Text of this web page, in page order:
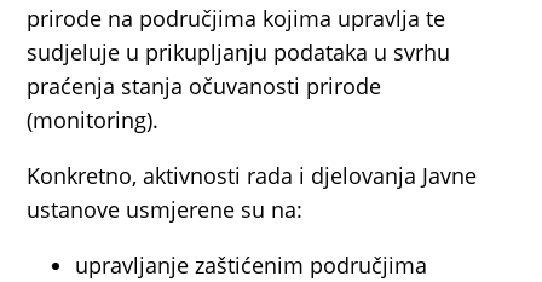
prirode na područjima kojima upravlja te
sudjeluje u prikupljanju podataka u svrhu
praćenja stanja očuvanosti prirode
(monitoring).
Konkretno, aktivnosti rada i djelovanja Javne
ustanove usmjerene su na:
upravljanje zaštićenim područjima